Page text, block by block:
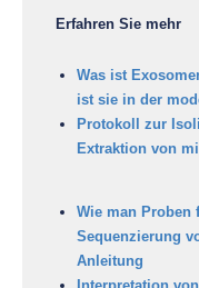
Erfahren Sie mehr
Was ist
ist sie in der
Protokoll zur
Extraktion von
Wie man Proben
Sequenzierung
Anleitung